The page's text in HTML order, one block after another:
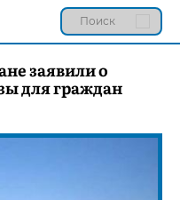
заявили о
для граждан